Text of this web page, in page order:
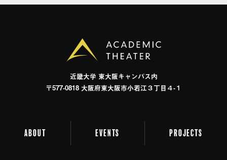
の報告 ラテンアメリカ史 : 植民地時代の実像 大航
海の時代 : スペインと新大陸 コロンブス : 聖者か、
擁護運動の歴史 野蛮から秩序へ : インディアス問題
とサラマンカ学派 コルテス報告書簡 コルテス征
アステカから見たメキシコ征服史 略奪の海カリブ :
もうひとつのラテン・アメリカ史 ラテンアメリカ
アメリカの建国
南北戦争と民主主義
自由の帝国
征服された諸国
近畿⼤学 東⼤阪キャンパス内
〒577-0818 ⼤阪府東⼤阪市⼩若江３丁⽬４-１
ABOUT EVENTS PROJECTS